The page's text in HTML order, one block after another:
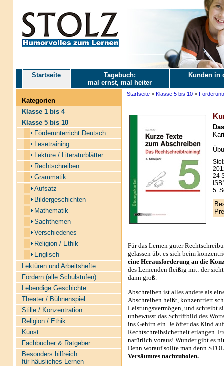
Startseite
Tagebuch:
mal ernst, mal heiter
Kunden in
Kategorien
Klasse 1 bis 4
Klasse 5 bis 10
Förderunterricht Deutsch
Lesetraining
Lektüre / Literaturblätter
Rechtschreiben
Grammatik
Aufsatz
Bildergeschichten
Mathematik
Sachthemen
Verschiedenes
Religion / Ethik
Englisch
Lektüren und Arbeitshefte
Fördern (alle Schulstufen)
Lebendige Geschichte
Theater / Bühnenspiel
Stille / Konzentration
Religion / Ethik
Kunst
Fachbücher & Ratgeber
Besonders hilfreich
für häusliches Lernen
Startseite> Klasse 5 bis 10>
24
5.
Für das Lernen guter
gelassen übt es sich beim
eine Herausforderung an die
des Lernenden fleißig mit: der
dann groß.
Abschreiben ist alles andere als
Abschreiben heißt, konzentriert
Leistungsvermögen, und schreibt
unbewusst das Schriftbild des
ins Gehirn ein. Je öfter das Kind
Rechtschreibsicherheit erlangen.
natürlich voraus! Wunder gibt es
Denn worauf sollte man denn
Versäumtes nachzuholen.